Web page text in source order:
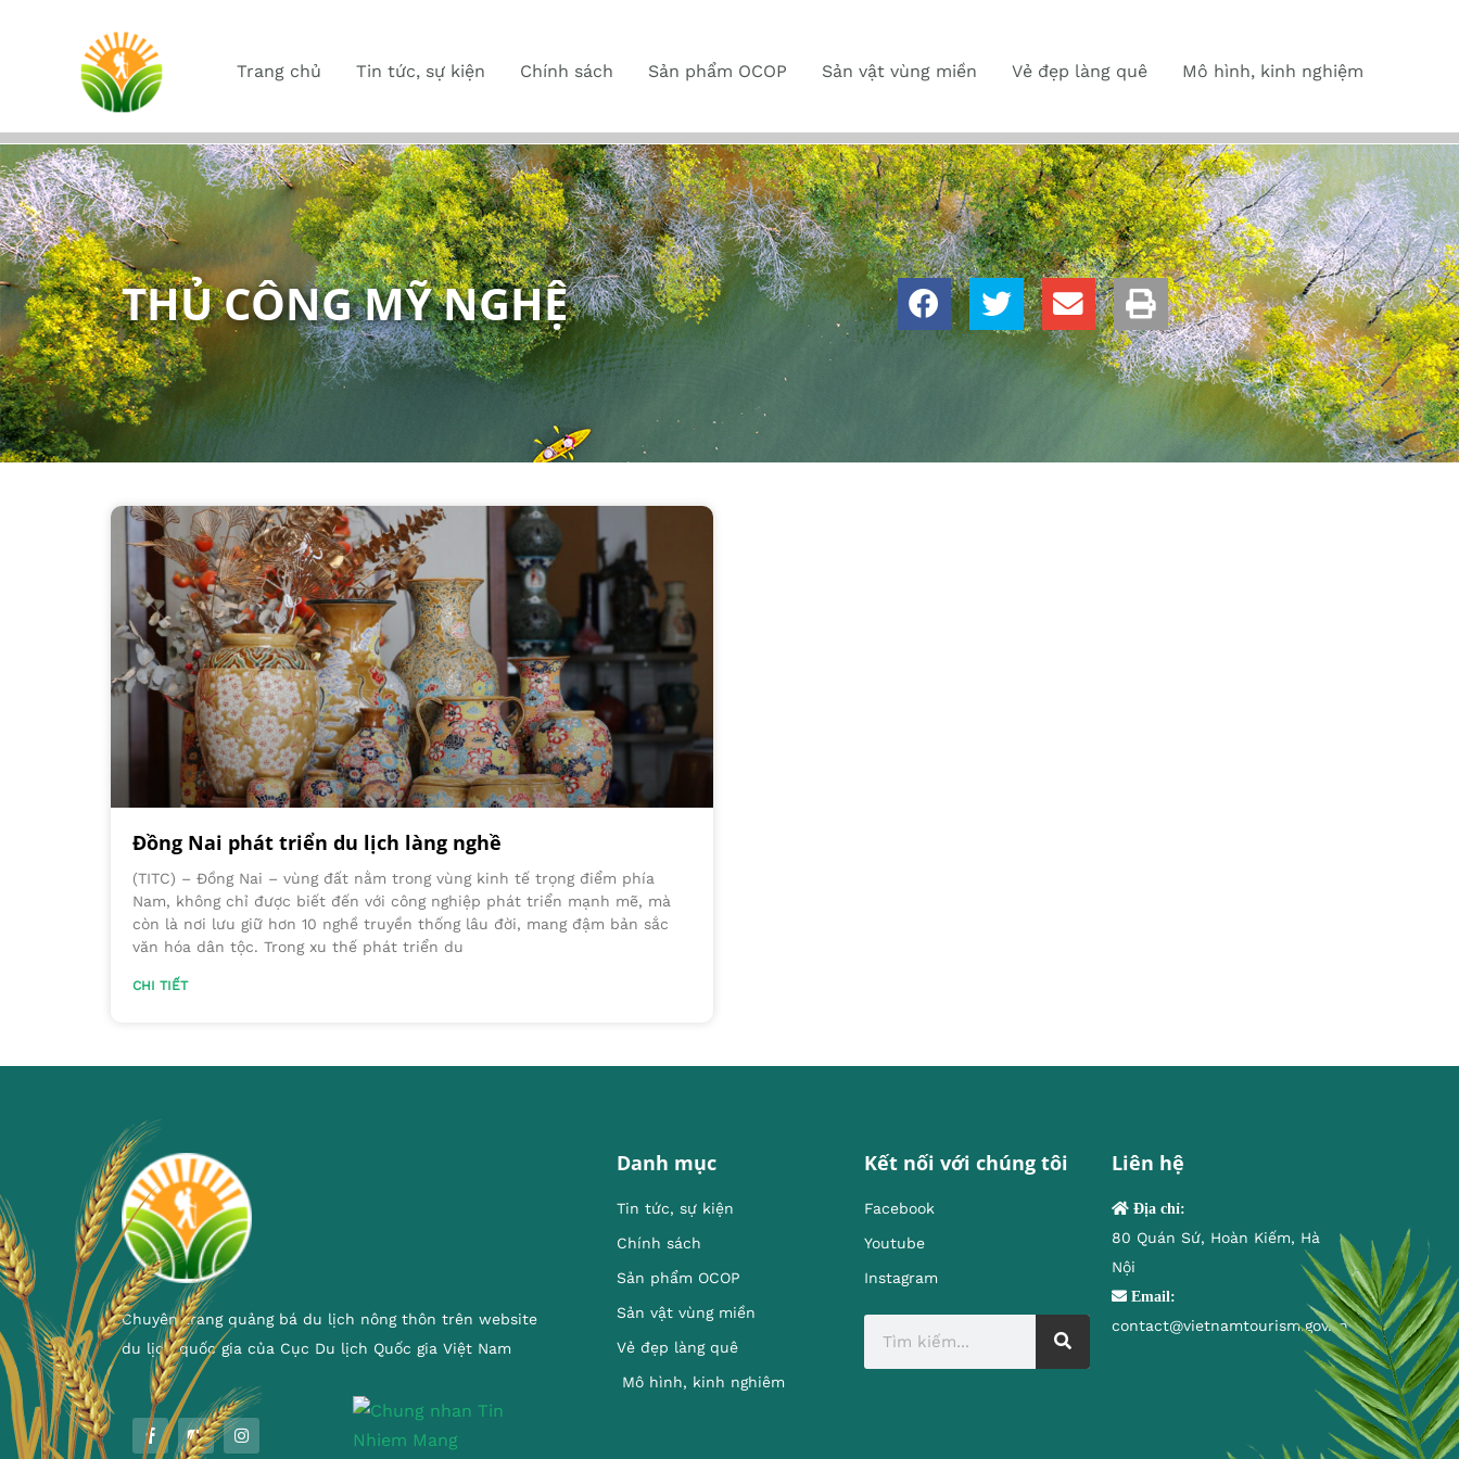
Trang chủ Tin tức, sự kiện Chính sách Sản phẩm OCOP Sản vật vùng miền Vẻ đẹp làng quê Mô hình, kinh nghiệm
THỦ CÔNG MỸ NGHỆ
Đồng Nai phát triển du lịch làng nghề
(TITC) – Đồng Nai – vùng đất nằm trong vùng kinh tế trọng điểm phía
Nam, không chỉ được biết đến với công nghiệp phát triển mạnh mẽ, mà
còn là nơi lưu giữ hơn 10 nghề truyền thống lâu đời, mang đậm bản sắc
văn hóa dân tộc. Trong xu thế phát triển du
CHI TIẾT
Chuyên trang quảng bá du lịch nông thôn trên website
du lịch quốc gia của Cục Du lịch Quốc gia Việt Nam
Danh mục
Tin tức, sự kiện
Chính sách
Sản phẩm OCOP
Sản vật vùng miền
Vẻ đẹp làng quê
Mô hình, kinh nghiêm
Kết nối với chúng tôi
Facebook
Youtube
Instagram
Liên hệ
Địa chỉ:
80 Quán Sứ, Hoàn Kiếm, Hà
Nội
Email:
contact@vietnamtourism.gov.vn